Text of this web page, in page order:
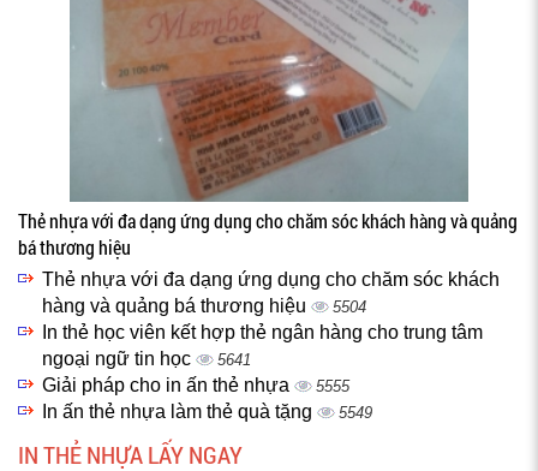
Thẻ nhựa với đa dạng ứng dụng cho chăm sóc khách hàng và quảng
bá thương hiệu
Thẻ nhựa với đa dạng ứng dụng cho chăm sóc khách
hàng và quảng bá thương hiệu
5504
In thẻ học viên kết hợp thẻ ngân hàng cho trung tâm
ngoại ngữ tin học
5641
Giải pháp cho in ấn thẻ nhựa 5555
In ấn thẻ nhựa làm thẻ quà tặng 5549
IN THẺ NHỰA LẤY NGAY